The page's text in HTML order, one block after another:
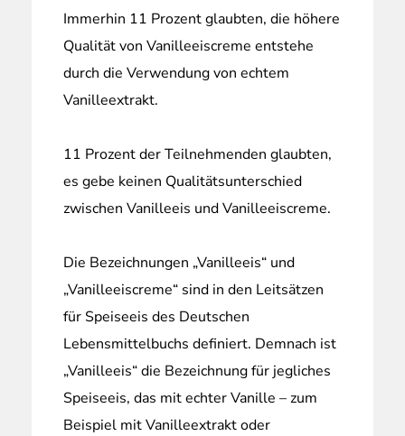
Immerhin 11 Prozent glaubten, die höhere
Qualität von Vanilleeiscreme entstehe
durch die Verwendung von echtem
Vanilleextrakt.
11 Prozent der Teilnehmenden glaubten,
es gebe keinen Qualitätsunterschied
zwischen Vanilleeis und Vanilleeiscreme.
Die Bezeichnungen „Vanilleeis“ und
„Vanilleeiscreme“ sind in den Leitsätzen
für Speiseeis des Deutschen
Lebensmittelbuchs definiert. Demnach ist
„Vanilleeis“ die Bezeichnung für jegliches
Speiseeis, das mit echter Vanille – zum
Beispiel mit Vanilleextrakt oder